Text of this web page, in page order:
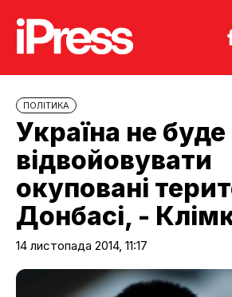
ПОЛІТИКА
Україна не буде
відвойовувати
окуповані
Донбасі, -
14 листопада 2014, 11:17